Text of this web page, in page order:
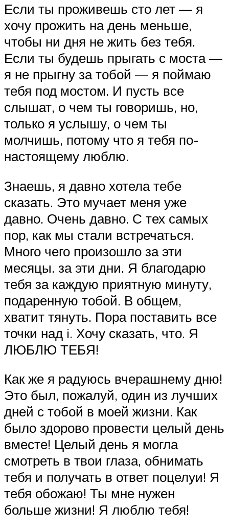
Если ты проживешь сто лет — я
хочу прожить на день меньше,
чтобы ни дня не жить без тебя.
Если ты будешь прыгать с моста —
я не прыгну за тобой — я поймаю
тебя под мостом. И пусть все
слышат, о чем ты говоришь, но,
только я услышу, о чем ты
молчишь, потому что я тебя по-
настоящему люблю.
Знаешь, я давно хотела тебе
сказать. Это мучает меня уже
давно. Очень давно. С тех самых
пор, как мы стали встречаться.
Много чего произошло за эти
месяцы. за эти дни. Я благодарю
тебя за каждую приятную минуту,
подаренную тобой. В общем,
хватит тянуть. Пора поставить все
точки над i. Хочу сказать, что. Я
ЛЮБЛЮ ТЕБЯ!
Как же я радуюсь вчерашнему дню!
Это был, пожалуй, один из лучших
дней с тобой в моей жизни. Как
было здорово провести целый день
вместе! Целый день я могла
смотреть в твои глаза, обнимать
тебя и получать в ответ поцелуи! Я
тебя обожаю! Ты мне нужен
больше жизни! Я люблю тебя!